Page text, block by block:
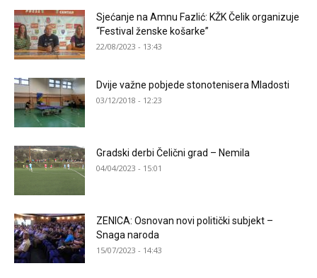
Sjećanje na Amnu Fazlić: KŽK Čelik organizuje
“Festival ženske košarke”
22/08/2023 - 13:43
Dvije važne pobjede stonotenisera Mladosti
03/12/2018 - 12:23
Gradski derbi Čelični grad – Nemila
04/04/2023 - 15:01
ZENICA: Osnovan novi politički subjekt –
Snaga naroda
15/07/2023 - 14:43